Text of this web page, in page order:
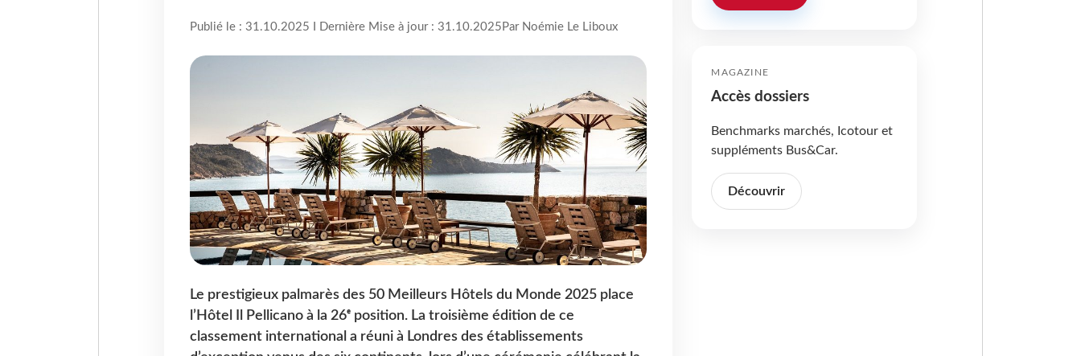
Publié le : 31.10.2025 I Dernière Mise à jour : 31.10.2025 Par Noémie Le Liboux
Le prestigieux palmarès des 50 Meilleurs Hôtels du Monde 2025 place
l’Hôtel Il Pellicano à la 26ᵉ position. La troisième édition de ce
classement international a réuni à Londres des établissements
MAGAZINE
Accès dossiers
Benchmarks marchés, Icotour et
suppléments Bus&Car.
Découvrir